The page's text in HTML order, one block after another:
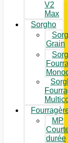
V2
Max
Sorgho
Grain
MP
durée